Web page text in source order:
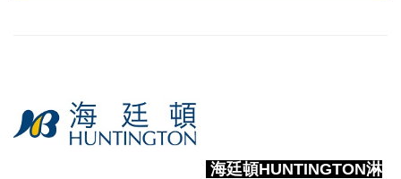
海廷頓HUNTINGTON淋